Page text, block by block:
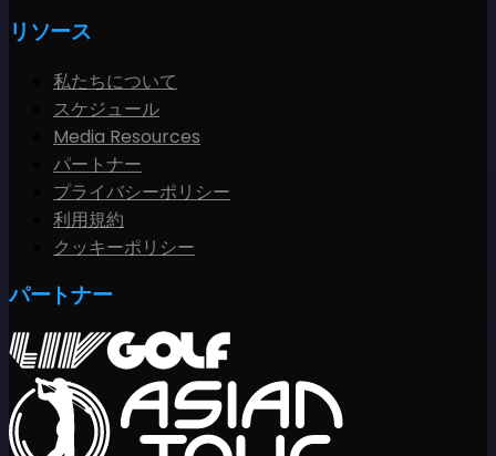
リソース
私たちについて
スケジュール
Media Resources
パートナー
プライバシーポリシー
利用規約
クッキーポリシー
パートナー